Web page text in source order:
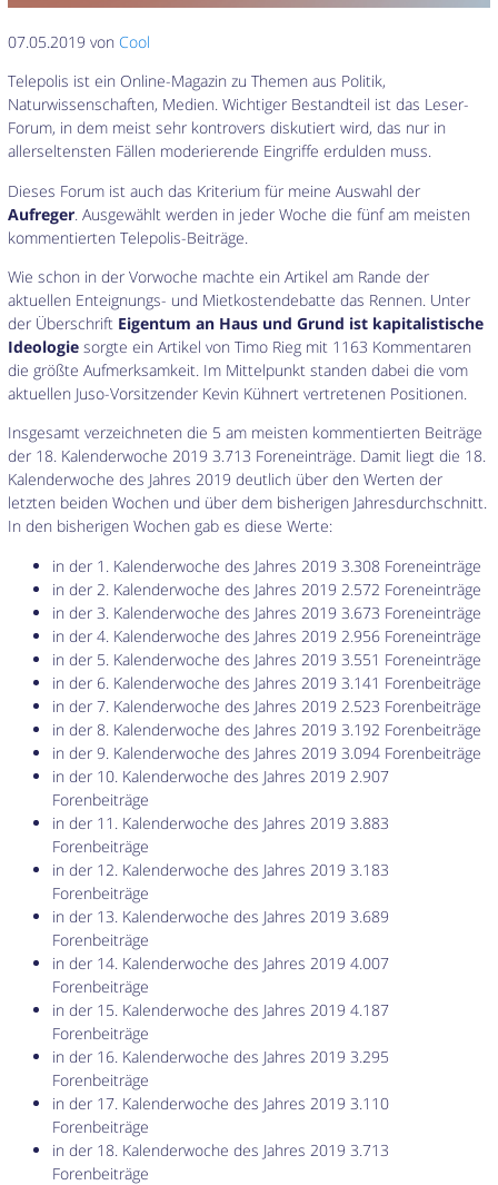
07.05.2019 vonCool
Telepolis ist ein Online-Magazin zu Themen aus Politik,
Naturwissenschaften, Medien. Wichtiger Bestandteil ist das Leser-
Forum, in dem meist sehr kontrovers diskutiert wird, das nur in
allerseltensten Fällen moderierende Eingriffe erdulden muss.
Dieses Forum ist auch das Kriterium für meine Auswahl der
Aufreger . Ausgewählt werden in jeder Woche die fünf am meisten
kommentierten Telepolis-Beiträge.
Wie schon in der Vorwoche machte ein Artikel am Rande der
aktuellen Enteignungs- und Mietkostendebatte das Rennen. Unter
der Überschrift Eigentum an Haus und Grund ist kapitalistische
Ideologie sorgte ein Artikel von Timo Rieg mit 1163 Kommentaren
die größte Aufmerksamkeit. Im Mittelpunkt standen dabei die vom
aktuellen Juso-Vorsitzender Kevin Kühnert vertretenen Positionen.
Insgesamt verzeichneten die 5 am meisten kommentierten Beiträge
der 18. Kalenderwoche 2019 3.713 Foreneinträge. Damit liegt die 18.
Kalenderwoche des Jahres 2019 deutlich über den Werten der
letzten beiden Wochen und über dem bisherigen Jahresdurchschnitt.
In den bisherigen Wochen gab es diese Werte:
in der 1. Kalenderwoche des Jahres 2019 3.308 Foreneinträge
in der 2. Kalenderwoche des Jahres 2019 2.572 Foreneinträge
in der 3. Kalenderwoche des Jahres 2019 3.673 Foreneinträge
in der 4. Kalenderwoche des Jahres 2019 2.956 Foreneinträge
in der 5. Kalenderwoche des Jahres 2019 3.551 Foreneinträge
in der 6. Kalenderwoche des Jahres 2019 3.141 Forenbeiträge
in der 7. Kalenderwoche des Jahres 2019 2.523 Forenbeiträge
in der 8. Kalenderwoche des Jahres 2019 3.192 Forenbeiträge
in der 9. Kalenderwoche des Jahres 2019 3.094 Forenbeiträge
in der 10. Kalenderwoche des Jahres 2019 2.907
Forenbeiträge
in der 11. Kalenderwoche des Jahres 2019 3.883
Forenbeiträge
in der 12. Kalenderwoche des Jahres 2019 3.183
Forenbeiträge
in der 13. Kalenderwoche des Jahres 2019 3.689
Forenbeiträge
in der 14. Kalenderwoche des Jahres 2019 4.007
Forenbeiträge
in der 15. Kalenderwoche des Jahres 2019 4.187
Forenbeiträge
in der 16. Kalenderwoche des Jahres 2019 3.295
Forenbeiträge
in der 17. Kalenderwoche des Jahres 2019 3.110
Forenbeiträge
in der 18. Kalenderwoche des Jahres 2019 3.713
Forenbeiträge